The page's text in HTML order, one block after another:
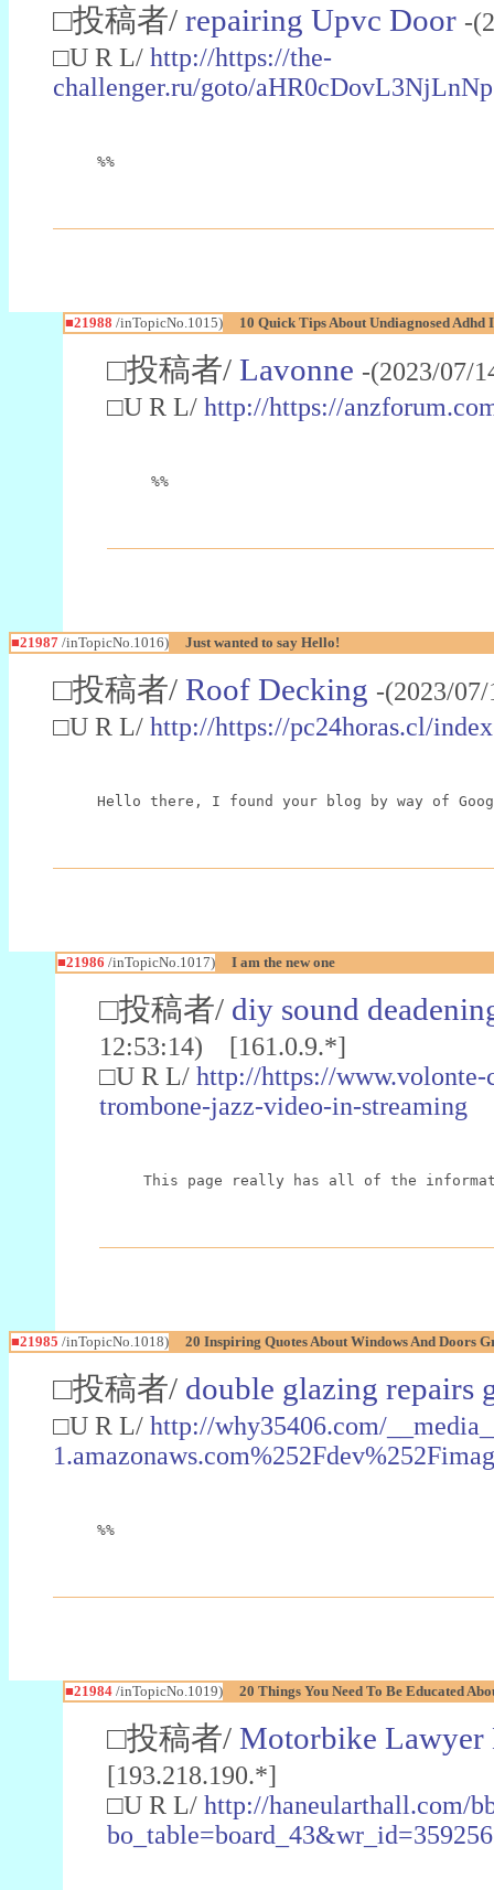
□投稿者/ repairing Upvc Door -
□U R L/ http://https://the-
challenger.ru/goto/
%%
■21988 /inTopicNo.1015) 10 Quick Tips About Undiagnosed Adhd
□投稿者/ Lavonne -(2023/07/
□U R L/ http://https://
%%
■21987 /inTopicNo.1016) Just wanted to say Hello!
□投稿者/ Roof Decking -(2023/
□U R L/ http://https://pc24horas.cl/
Hello there, I found your blog by way of
■21986 /inTopicNo.1017) I am the new one
□投稿者/ diy sound
12:53:14) [161.0.9.*]
□U R L/ http://https://
trombone-jazz-video-in-streaming
This page really has all of the
■21985 /inTopicNo.1018) 20 Inspiring Quotes About Windows And Doors
□投稿者/ double glazing repairs
□U R L/ http://why35406.com/
%%
■21984/inTopicNo.1019) 20 Things You Need To Be Educated
□投稿者/ Motorbike Lawyer
[193.218.190.*]
□U R L/ http://haneularthall.com/